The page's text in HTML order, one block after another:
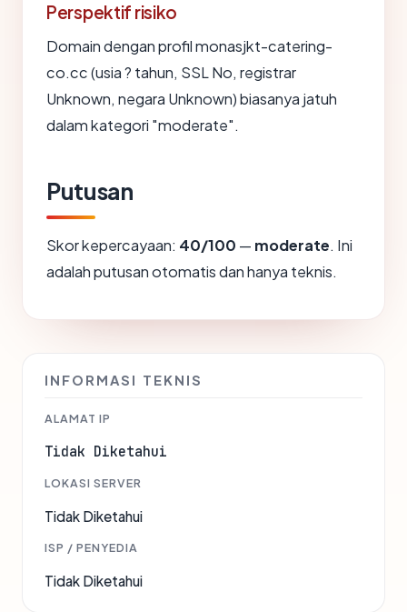
Perspektif risiko
Domain dengan profil monasjkt-catering-
co.cc (usia ? tahun, SSL No, registrar
Unknown, negara Unknown) biasanya jatuh
dalam kategori "moderate".
Putusan
Skor kepercayaan: 40/100 — moderate. Ini
adalah putusan otomatis dan hanya teknis.
INFORMASI TEKNIS
ALAMAT IP
Tidak Diketahui
LOKASI SERVER
Tidak Diketahui
ISP / PENYEDIA
Tidak Diketahui